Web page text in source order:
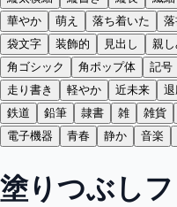
華やか
萌え 落ち着いた 落
袋文字
装飾的 見出し 親
角ゴシック
角ポップ体 記号
走り書き
軽やか 近未来 退
鉄道
鉛筆 隷書 雑 雑貨
電子機器
青春 静か 音楽
塗りつぶし